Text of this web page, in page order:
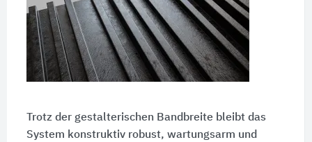
Trotz der gestalterischen Bandbreite bleibt das
System konstruktiv robust, wartungsarm und